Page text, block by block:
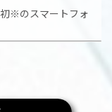
※のスマートフォ